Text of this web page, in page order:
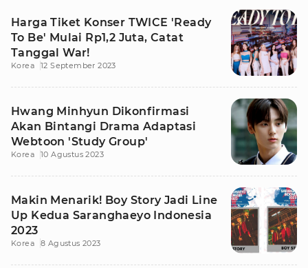
Harga Tiket Konser TWICE 'Ready
To Be' Mulai Rp1,2 Juta, Catat
Tanggal War!
Korea 12 September 2023
Hwang Minhyun Dikonfirmasi
Akan Bintangi Drama Adaptasi
Webtoon 'Study Group'
Korea 10 Agustus 2023
Makin Menarik! Boy Story Jadi Line
Up Kedua Saranghaeyo Indonesia
2023
Korea 8 Agustus 2023